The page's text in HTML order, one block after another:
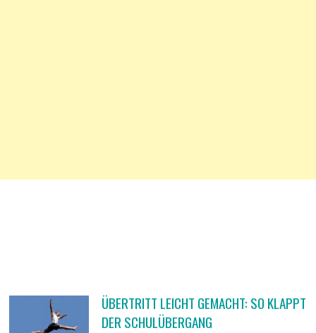
ÜBERTRITT LEICHT GEMACHT: SO KLAPPT
DER SCHULÜBERGANG